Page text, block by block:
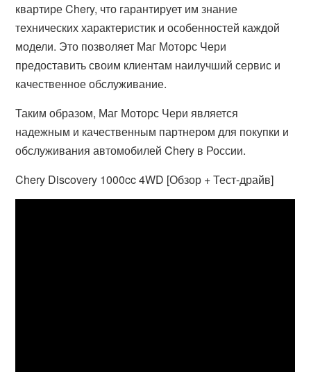
квартире Chery, что гарантирует им знание
технических характеристик и особенностей каждой
модели. Это позволяет Маг Моторс Чери
предоставить своим клиентам наилучший сервис и
качественное обслуживание.
Таким образом, Маг Моторс Чери является
надежным и качественным партнером для покупки и
обслуживания автомобилей Chery в России.
Chery Discovery 1000cc 4WD [Обзор + Тест-драйв]